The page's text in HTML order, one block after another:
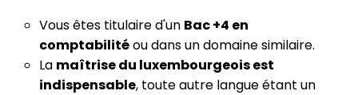
Vous êtes titulaire d'un Bac +4 en
comptabilitéou dans un domaine similaire.
La maîtrise du luxembourgeois est
indispensable, toute autre langue étant un